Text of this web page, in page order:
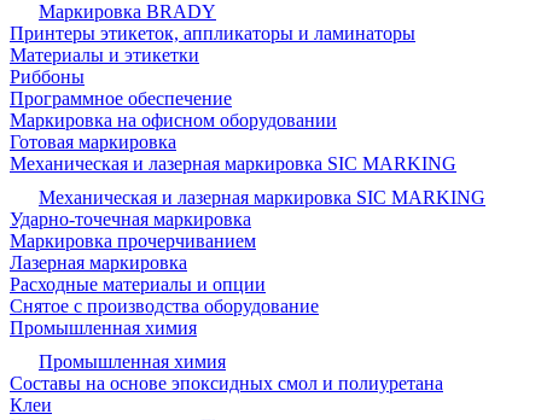
Маркировка BRADY
Принтеры этикеток, аппликаторы и ламинаторы
Материалы и этикетки
Риббоны
Программное обеспечение
Маркировка на офисном оборудовании
Готовая маркировка
Механическая и лазерная маркировка SIC MARKING
Механическая и лазерная маркировка SIC MARKING
Ударно-точечная маркировка
Маркировка прочерчиванием
Лазерная маркировка
Расходные материалы и опции
Снятое с производства оборудование
Промышленная химия
Промышленная химия
Составы на основе эпоксидных смол и полиуретана
Клеи